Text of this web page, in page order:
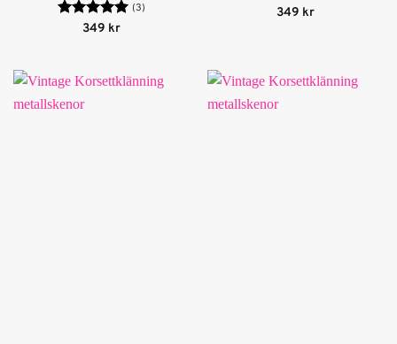
Betygsatt5
(3)
349 kr
Betygsatt5
349 kr